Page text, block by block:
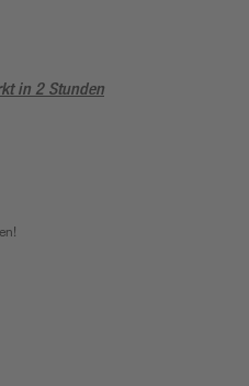
in 2 Stunden